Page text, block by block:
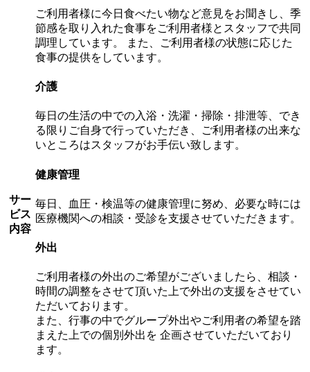
サー
ビス
内容
ご利用者様に今日食べたい物など意見をお聞きし、季
節感を取り入れた食事をご利用者様とスタッフで共同
調理しています。 また、ご利用者様の状態に応じた
食事の提供をしています。
介護
毎日の生活の中での入浴・洗濯・掃除・排泄等、でき
る限りご自身で行っていただき、ご利用者様の出来な
いところはスタッフがお手伝い致します。
健康管理
毎日、血圧・検温等の健康管理に努め、必要な時には
医療機関への相談・受診を支援させていただきます。
外出
ご利用者様の外出のご希望がございましたら、相談・
時間の調整をさせて頂いた上で外出の支援をさせてい
ただいております。
また、行事の中でグループ外出やご利用者の希望を踏
まえた上での個別外出を 企画させていただいており
ます。